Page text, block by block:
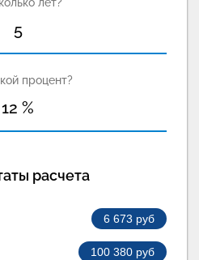
лет?
5
процент?
12 %
расчета
6 673 руб
100 380 руб